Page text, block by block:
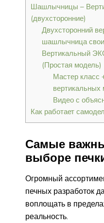
Шашлычницы –
(двухсторонние)
Двухсторонний
шашлычница
Вертикальный
(Простая модель)
Мастер класс
вертикальных
Видео с
Как работает
Самые
выборе
Огромный
печных разработок
воплощать в
реальность.